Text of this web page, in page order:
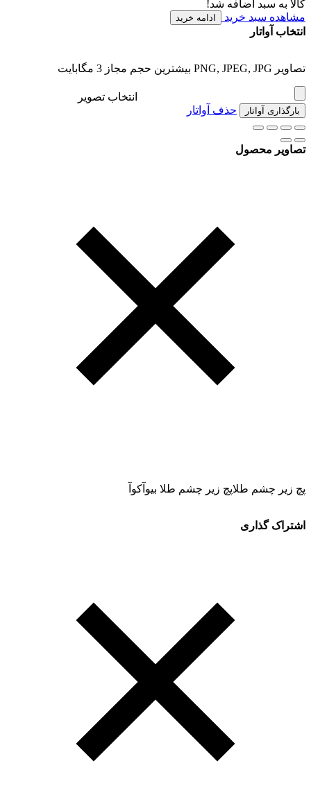
کالا به سبد اضافه شد!
مشاهده سبد خرید
ادامه خرید
انتخاب آواتار
تصاویر PNG, JPEG, JPG بیشترین حجم مجاز 3 مگابایت
انتخاب تصویر
بارگذاری آواتار حذف آواتار
تصاویر محصول
پچ زیر چشم طلاپچ زیر چشم طلا بیوآکوآ
اشتراک گذاری